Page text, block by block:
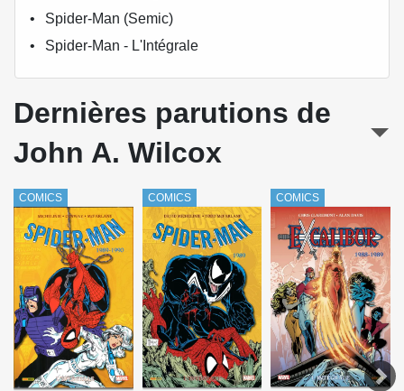
Spider-Man (Semic)
Spider-Man - L'Intégrale
Dernières parutions de
John A. Wilcox
COMICS COMICS COMICS